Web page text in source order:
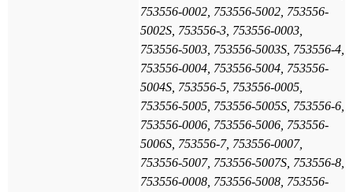
753556-0002, 753556-5002, 753556-
5002S, 753556-3, 753556-0003,
753556-5003, 753556-5003S, 753556-4,
753556-0004, 753556-5004, 753556-
5004S, 753556-5, 753556-0005,
753556-5005, 753556-5005S, 753556-6,
753556-0006, 753556-5006, 753556-
5006S, 753556-7, 753556-0007,
753556-5007, 753556-5007S, 753556-8,
753556-0008, 753556-5008, 753556-